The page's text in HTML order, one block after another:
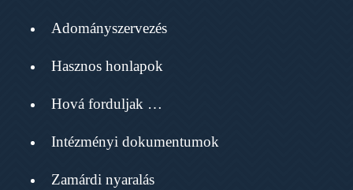
Adományszervezés
Hasznos honlapok
Hová forduljak …
Intézményi dokumentumok
Zamárdi nyaralás